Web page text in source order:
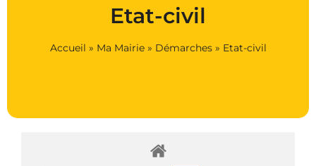
Etat-civil
Accueil » Ma Mairie» Démarches» Etat-civil